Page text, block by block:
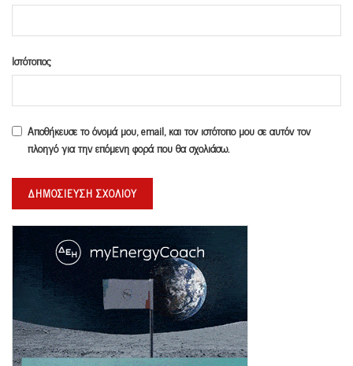
Ιστότοπος
Αποθήκευσε το όνομά μου, email, και τον ιστότοπο μου σε αυτόν τον
πλοηγό για την επόμενη φορά που θα σχολιάσω.